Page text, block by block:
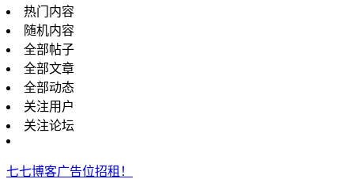
热门内容
随机内容
全部帖子
全部文章
全部动态
关注用户
关注论坛
七七博客广告位招租！